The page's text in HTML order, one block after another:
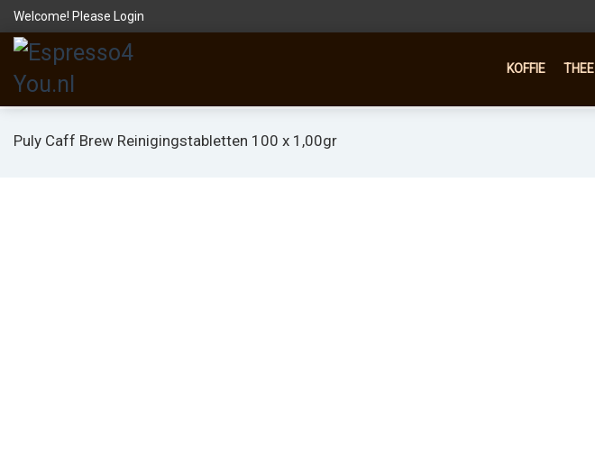
Welcome! Please Login
KOFFIE THEE
Puly Caff Brew Reinigingstabletten 100 x 1,00gr